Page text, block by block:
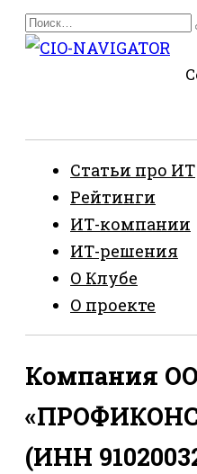
Перейти
к
Search
for:
Статьи про ИТ
Рейтинги
ИТ-компании
ИТ-решения
О Клубе
О проекте
Компания
(ИНН